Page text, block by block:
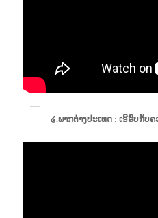
໒.ພາກຕ່າງປະເທດ : ເອີຣົບກັບ